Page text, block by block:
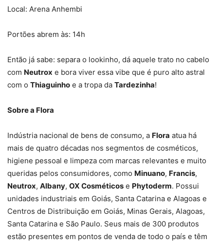
Local: Arena Anhembi
Portões abrem às: 14h
Então já sabe: separa o lookinho, dá aquele trato no cabelo
com Neutrox e bora viver essa vibe que é puro alto astral
com o Thiaguinho e a tropa da Tardezinha!
Sobre a Flora
Indústria nacional de bens de consumo, a Flora atua há
mais de quatro décadas nos segmentos de cosméticos,
higiene pessoal e limpeza com marcas relevantes e muito
queridas pelos consumidores, como Minuano, Francis,
Neutrox, Albany, OX Cosméticos e Phytoderm. Possui
unidades industriais em Goiás, Santa Catarina e Alagoas e
Centros de Distribuição em Goiás, Minas Gerais, Alagoas,
Santa Catarina e São Paulo. Seus mais de 300 produtos
estão presentes em pontos de venda de todo o país e têm